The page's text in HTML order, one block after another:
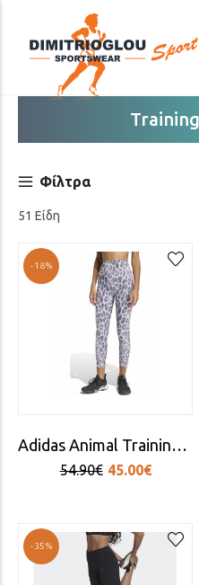
Φίλτρα
51 Είδη
-18%
Adidas Animal Training Γυναικείο Cropped Κολάν Ψηλόμεσο Μωβ
54.90€ 45.00€
-35%